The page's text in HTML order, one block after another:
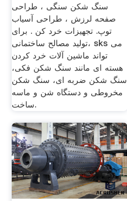
سنگ شکن سنگی ، طراحی
صفحه لرزش ، طراحی آسیاب
توپ. تجهیزات خرد کن . برای
تولید مصالح ساختمانی، sks می
تواند ماشین آلات خرد کردن
هسته ای مانند سنگ شکن فکی،
سنگ شکن ضربه ای، سنگ شکن
مخروطی و دستگاه شن و ماسه
ساخت.